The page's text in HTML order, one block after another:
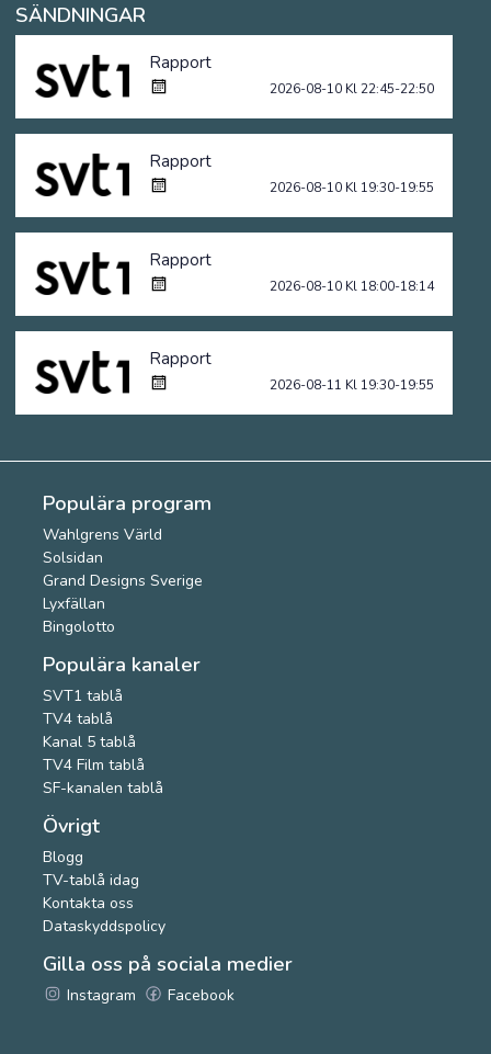
SÄNDNINGAR
Rapport
2026-08-10 Kl 22:45-22:50
Rapport
2026-08-10 Kl 19:30-19:55
Rapport
2026-08-10 Kl 18:00-18:14
Rapport
2026-08-11 Kl 19:30-19:55
Populära program
Wahlgrens Värld
Solsidan
Grand Designs Sverige
Lyxfällan
Bingolotto
Populära kanaler
SVT1 tablå
TV4 tablå
Kanal 5 tablå
TV4 Film tablå
SF-kanalen tablå
Övrigt
Blogg
TV-tablå idag
Kontakta oss
Dataskyddspolicy
Gilla oss på sociala medier
Instagram Facebook